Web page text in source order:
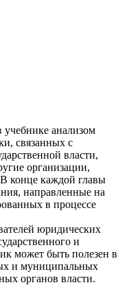
учебнике анализом
связанных с
власти,
организации,
конце каждой главы
направленные на
в процессе
юридических
и
может быть полезен в
и муниципальных
органов власти.